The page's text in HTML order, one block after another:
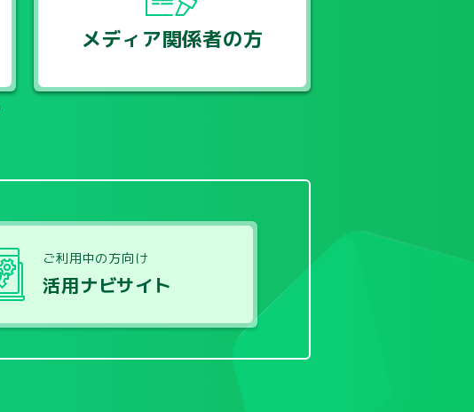
メディア関係者の方
ご利用中の方向け
活用ナビサイト